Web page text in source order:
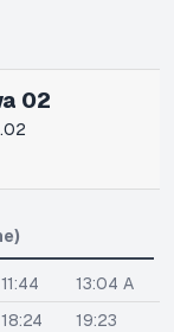
02
11:44
13:04 A
18:24
19:23